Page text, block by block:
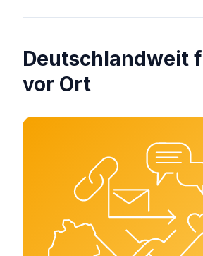
Deutschlandweit
vor Ort